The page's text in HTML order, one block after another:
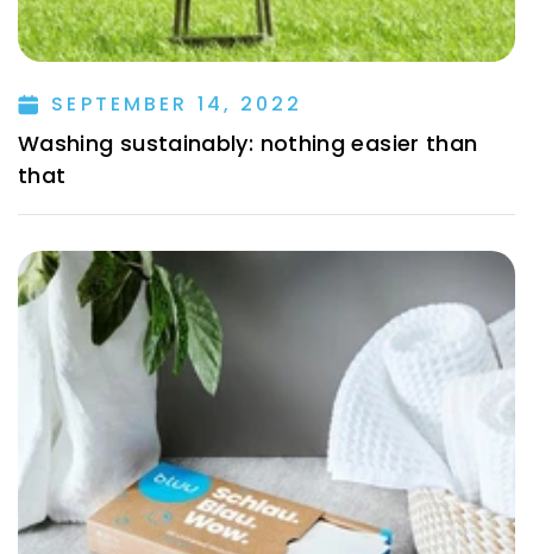
SEPTEMBER 14, 2022
Washing sustainably: nothing easier than
that